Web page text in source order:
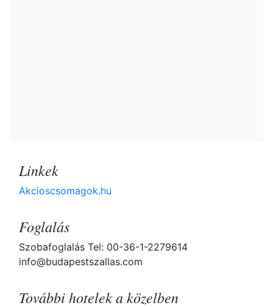
Linkek
Akcioscsomagok.hu
Foglalás
Szobafoglalás Tel: 00-36-1-2279614
info@budapestszallas.com
További hotelek a közelben